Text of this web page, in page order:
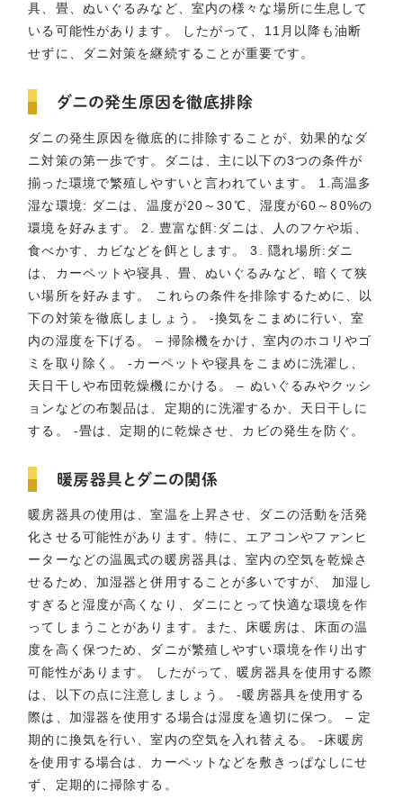
具、畳、ぬいぐるみなど、室内の様々な場所に生息して
いる可能性があります。 したがって、11月以降も油断
せずに、ダニ対策を継続することが重要です。
ダニの発生原因を徹底排除
ダニの発生原因を徹底的に排除することが、効果的なダ
ニ対策の第一歩です。ダニは、主に以下の3つの条件が
揃った環境で繁殖しやすいと言われています。 1.高温多
湿な環境: ダニは、温度が20～30℃、湿度が60～80%の
環境を好みます。 2. 豊富な餌:ダニは、人のフケや垢、
食べかす、カビなどを餌とします。 3. 隠れ場所:ダニ
は、カーペットや寝具、畳、ぬいぐるみなど、暗くて狭
い場所を好みます。 これらの条件を排除するために、以
下の対策を徹底しましょう。 -換気をこまめに行い、室
内の湿度を下げる。 – 掃除機をかけ、室内のホコリやゴ
ミを取り除く。 -カーペットや寝具をこまめに洗濯し、
天日干しや布団乾燥機にかける。 – ぬいぐるみやクッシ
ョンなどの布製品は、定期的に洗濯するか、天日干しに
する。 -畳は、定期的に乾燥させ、カビの発生を防ぐ。
暖房器具とダニの関係
暖房器具の使用は、室温を上昇させ、ダニの活動を活発
化させる可能性があります。特に、エアコンやファンヒ
ーターなどの温風式の暖房器具は、室内の空気を乾燥さ
せるため、加湿器と併用することが多いですが、 加湿し
すぎると湿度が高くなり、ダニにとって快適な環境を作
ってしまうことがあります。また、床暖房は、床面の温
度を高く保つため、ダニが繁殖しやすい環境を作り出す
可能性があります。 したがって、暖房器具を使用する際
は、以下の点に注意しましょう。 -暖房器具を使用する
際は、加湿器を使用する場合は湿度を適切に保つ。 – 定
期的に換気を行い、室内の空気を入れ替える。 -床暖房
を使用する場合は、カーペットなどを敷きっぱなしにせ
ず、定期的に掃除する。